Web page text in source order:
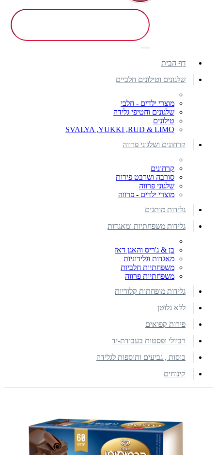
דף הבית
שלגונים וטילונים חלביים
מוצרי ילדים - חלבי
שלגונים וחטיפי גלידה
טילונים
SVALYA ,YUKKI ,RUD & LIMO
קרחונים ושלגוני פרווה
קרחונים
סורבה ושרבט פירות
שלגוני פרווה
מוצרי ילדים - פרווה
גלידות מותגים
גלידות משפחתיות ומאגדות
בן & ג'ריס והאגן דאז
מאגדות וגלידוניות
משפחתיות חלביות
משפחתיות פרווה
גלידות מופחתות קלוריות
ללא גלוטן
פירות קפואים
רביולי ופסטות בעבודת-יד
כוסות , גביעים ותוספות לגלידה
קינוחים